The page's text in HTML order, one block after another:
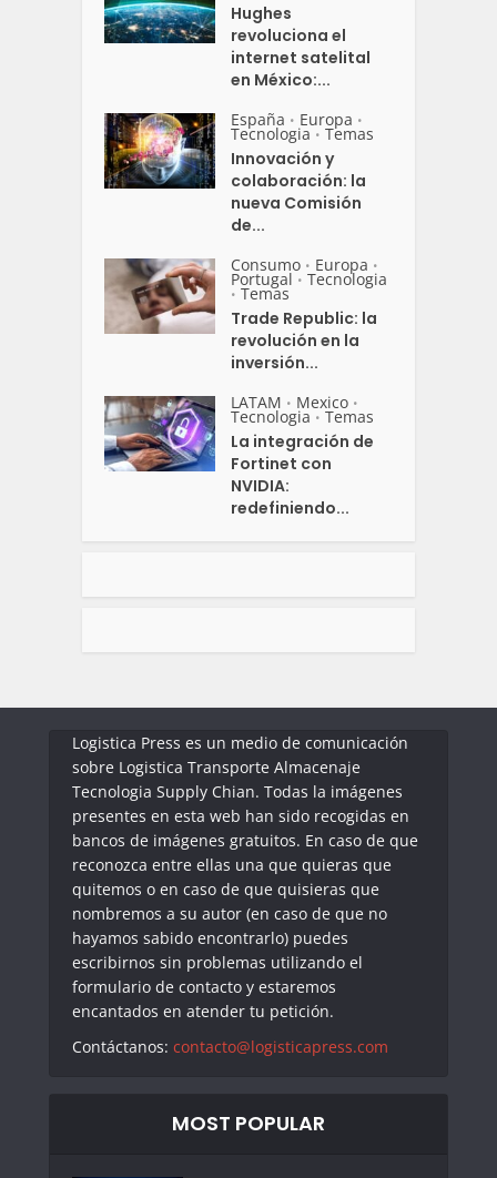
Hughes
revoluciona el
internet satelital
en México:...
España • Europa •
Tecnologia • Temas
Innovación y
colaboración: la
nueva Comisión
de...
Consumo • Europa •
Portugal • Tecnologia
• Temas
Trade Republic: la
revolución en la
inversión...
LATAM • Mexico •
Tecnologia • Temas
La integración de
Fortinet con
NVIDIA:
redefiniendo...
Logistica Press es un medio de comunicación
sobre Logistica Transporte Almacenaje
Tecnologia Supply Chian. Todas la imágenes
presentes en esta web han sido recogidas en
bancos de imágenes gratuitos. En caso de que
reconozca entre ellas una que quieras que
quitemos o en caso de que quisieras que
nombremos a su autor (en caso de que no
hayamos sabido encontrarlo) puedes
escribirnos sin problemas utilizando el
formulario de contacto y estaremos
encantados en atender tu petición.
Contáctanos: contacto@logisticapress.com
MOST POPULAR